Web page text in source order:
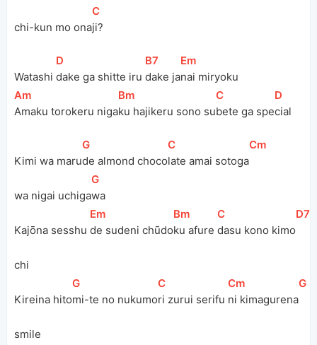
chi-kun mo ona
[
C
ji?
Watashi
[D
dake ga shitte iru
[B7
dake ja
[Em
nai miryoku
[
Am
Amaku torokeru niga
[Bm
ku hajikeru sono su
[
C
bete ga spe
[D
cial
Kimi wa maru
[
G
de almond choco
[
C
late amai sotoga
[
Cm
wa nigai uchiga
[
G
wa
Kajōna sesshu
[Em
de sudeni chūdo
[Bm
ku afure
[
C
dasu kono kimo
[D7
chi
Kireina hito
[
G
mi-te no nukumo
[
C
ri zurui serifu
[
Cm
ni kimagurena
[
G
smile